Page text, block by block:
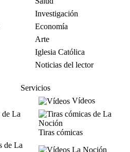
Investigación
Economía
Arte
Iglesia Católica
Noticias del lector
Servicios
Vídeos
Tiras cómicas